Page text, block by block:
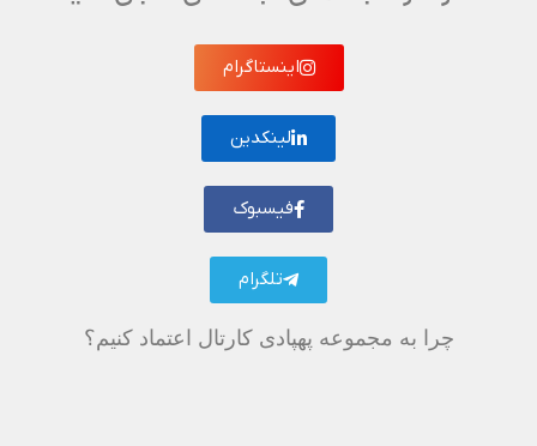
اینستاگرام
لینکدین
فیسبوک
تلگرام
چرا به مجموعه پهپادی کارتال اعتماد کنیم؟